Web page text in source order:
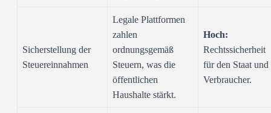
Sicherstellung der
Steuereinnahmen
Legale Plattformen
zahlen
ordnungsgemäß
Steuern, was die
öffentlichen
Haushalte stärkt.
Hoch:
Rechtssicherheit
für den Staat und
Verbraucher.